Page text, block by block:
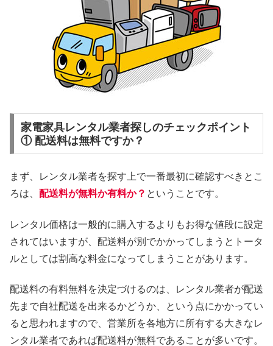
家電家具レンタル業者探しのチェックポイント
① 配送料は無料ですか？
まず、レンタル業者を探す上で一番最初に確認すべきとこ
ろは、 配送料が無料か有料か？ ということです。
レンタル価格は一般的に購入するよりもお得な値段に設定
されてはいますが、配送料が別でかかってしまうとトータ
ルとしては割高な料金になってしまうことがあります。
配送料の有料無料を決定づけるのは、レンタル業者が配送
先まで自社配送を出来るかどうか、という点にかかってい
ると思われますので、営業所を各地方に所有する大きなレ
ンタル業者であれば配送料が無料であることが多いです。